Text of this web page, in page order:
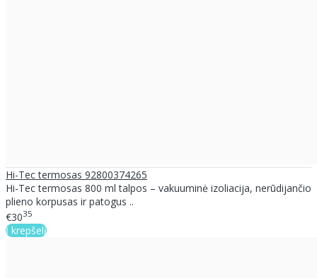
Hi-Tec termosas 92800374265
Hi-Tec termosas 800 ml talpos – vakuuminė izoliacija, nerūdijančio
plieno korpusas ir patogus ..
€3035
Į krepšelį